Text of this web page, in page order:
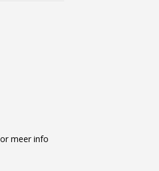
meer info